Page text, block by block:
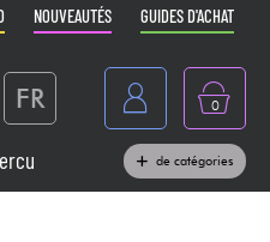
NOUVEAUTÉS GUIDES D'ACHAT
FR 0
de catégories